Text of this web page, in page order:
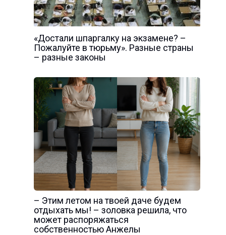
«Достали шпаргалку на экзамене? –
Пожалуйте в тюрьму». Разные страны
– разные законы
– Этим летом на твоей даче будем
отдыхать мы! – золовка решила, что
может распоряжаться
собственностью Анжелы